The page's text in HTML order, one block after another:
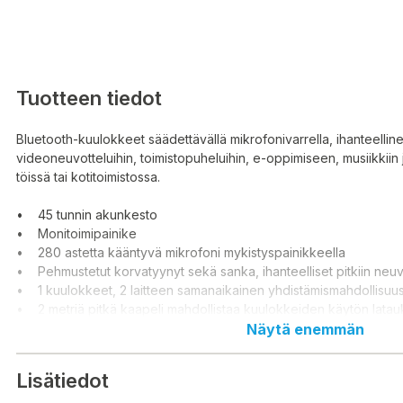
Tuotteen tiedot
Bluetooth-kuulokkeet säädettävällä mikrofonivarrella,
videoneuvotteluihin, toimistopuheluihin, e-oppimiseen, musiikkiin
töissä tai kotitoimistossa.
• 45 tunnin akunkesto
• Monitoimipainike
• 280 astetta kääntyvä mikrofoni mykistyspainikkeella
• Pehmustetut korvatyynyt sekä sanka, ihanteelliset pitkiin
• 1 kuulokkeet, 2 laitteen samanaikainen yhdistämismahdollisuus
• 2 metriä pitkä kaapeli mahdollistaa kuulokkeiden käytön
ja kotitoimistossa, mikä tarkoittaa handsfree-puhelua ilman
Näytä enemmän
Lisätiedot